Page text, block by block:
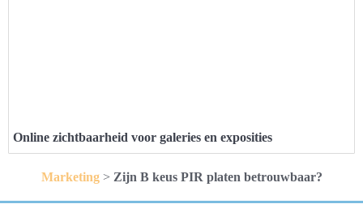
Online zichtbaarheid voor galeries en exposities
Marketing> Zijn B keus PIR platen betrouwbaar?